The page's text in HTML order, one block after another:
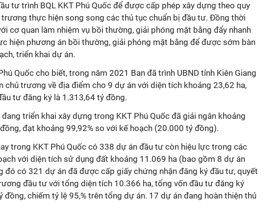
tư trình BQL KKT Phú Quốc để được cấp phép xây dựng theo quy
trương thực hiện song song các thủ tục chuẩn bị đầu tư. Đồng thời
cơ quan làm nhiệm vụ bồi thường, giải phóng mặt bằng đẩy nhanh
hiện phương án bồi thường, giải phóng mặt bằng để được sớm bàn
triển khai dự án.
Quốc cho biết, trong năm 2021 Ban đã trình UBND tỉnh Kiên Giang
chủ trương về địa điểm cho 9 dự án với diện tích khoảng 23,62 ha,
tư đăng ký là 1.313,64 tỷ đồng.
đang triển khai xây dựng trong KKT Phú Quốc đã giải ngân khoảng
đạt khoảng 99,92% so với kế hoạch (20.000 tỷ đồng).
trong KKT Phú Quốc có 338 dự án đầu tư còn hiệu lực trong các
với diện tích sử dụng đất khoảng 11.069 ha (bao gồm 8 dự án
đó có 321 dự án đã được cấp giấy chứng nhận đăng ký đầu tư, quyết
đầu tư với tổng diện tích 10.366 ha, tổng vốn đầu tư đăng ký
đồng, chiếm tỷ lệ 95,% trên tổng dự án. 17 dự án đang hoàn thiện thủ